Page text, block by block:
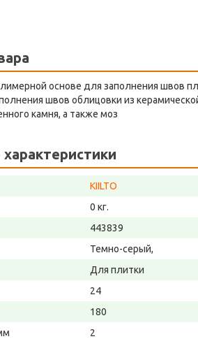
основе для заполнения швов
швов облицовки из
камня, а также моз
KIILTO
0 кг.
443839
Темно-серый,
Для плитки
24
180
2